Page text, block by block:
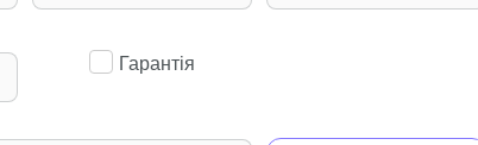
Гарантія